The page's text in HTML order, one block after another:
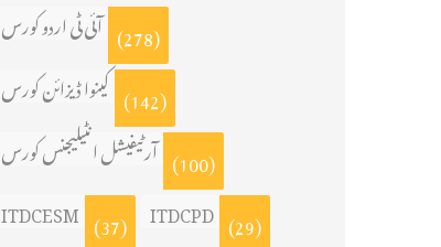
آئی ٹی اردو کورس (278)
کینوا ڈیزائن کورس (142)
آرٹیفیشل انٹیلیجنس کورس (100)
ITDCESM (37) ITDCPD (29)